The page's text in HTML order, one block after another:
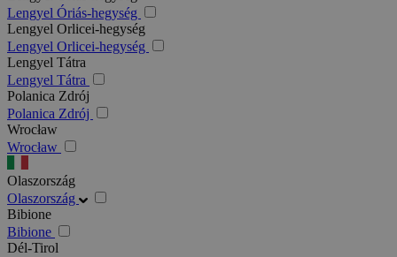
Lengyel Óriás-hegység
Lengyel Orlicei-hegység
Lengyel Orlicei-hegység
Lengyel Tátra
Lengyel Tátra
Polanica Zdrój
Polanica Zdrój
Wrocław
Wrocław
Olaszország
Olaszország
Bibione
Bibione
Dél-Tirol